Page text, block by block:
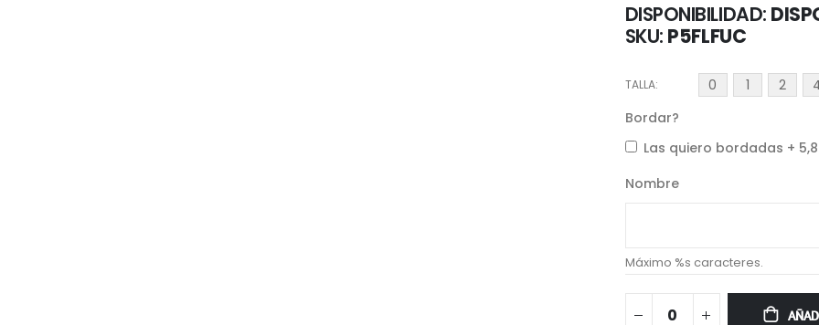
DISPONIBILIDAD:
SKU P5FLFUC
TALLA 0 1 2
Bordar?
Las quiero bordadas +
Nombre
Máximo %s caracteres.